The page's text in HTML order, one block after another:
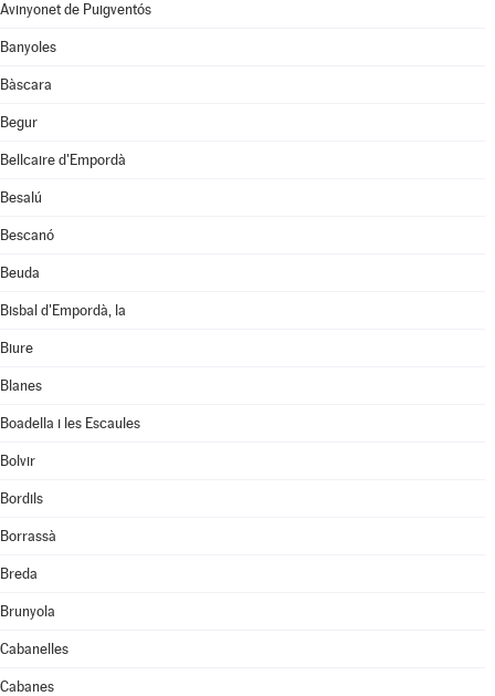
Avinyonet de Puigventós
Banyoles
Bàscara
Begur
Bellcaire d'Empordà
Besalú
Bescanó
Beuda
Bisbal d'Empordà, la
Biure
Blanes
Boadella i les Escaules
Bolvir
Bordils
Borrassà
Breda
Brunyola
Cabanelles
Cabanes